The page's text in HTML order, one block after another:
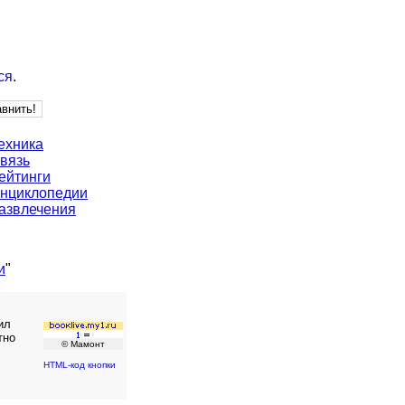
.
"
© Мамонт
HTML-код кнопки